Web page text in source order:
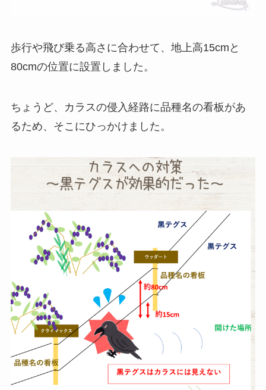
歩行や飛び乗る高さに合わせて、地上高15cmと
80cmの位置に設置しました。
ちょうど、カラスの侵入経路に品種名の看板があ
るため、そこにひっかけました。